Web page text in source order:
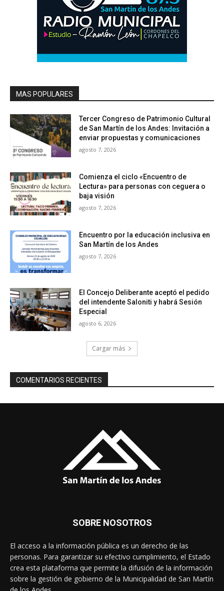
MAS POPULARES
Tercer Congreso de Patrimonio Cultural
de San Martín de los Andes: Invitación a
enviar propuestas y comunicaciones
agosto 7, 2026
Comienza el ciclo «Encuentro de
Lectura» para personas con ceguera o
baja visión
agosto 7, 2026
Encuentro por la educación inclusiva en
San Martín de los Andes
agosto 7, 2026
El Concejo Deliberante aceptó el pedido
del intendente Saloniti y habrá Sesión
Especial
agosto 6, 2026
Cargar más
COMENTARIOS RECIENTES
SOBRE NOSOTROS
El acceso a la información pública es un derecho de las
personas. Para garantizar su efectivo cumplimiento, el Estado
crea esta plataforma que permite la difusión de la información
sobre la gestión de gobierno de la Municipalidad de San Martín